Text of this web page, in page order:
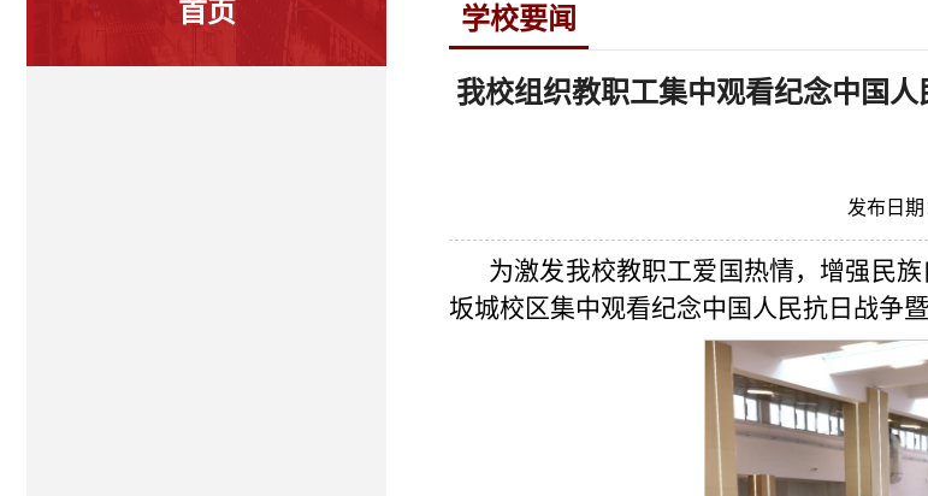
首页 学校要闻
我校组织教职工集中观看纪念中国
发布日
为激发我校教职工爱国热情，增强民
坂城校区集中观看纪念中国人民抗日战争